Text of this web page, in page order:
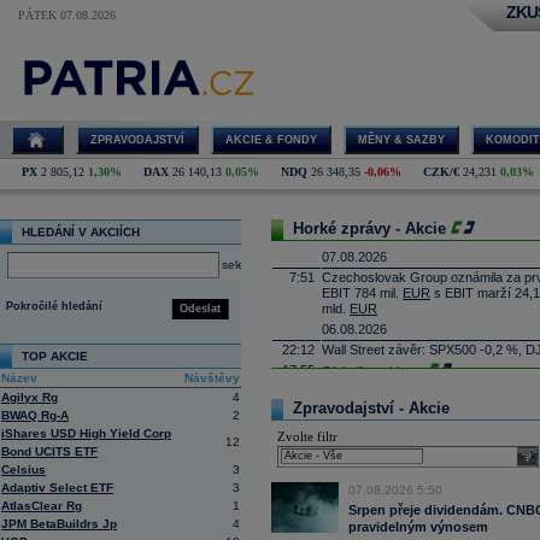
PÁTEK 07.08.2026
ZPRAVODAJSTVÍ AKCIE & FONDY MĚNY & SAZBY
PX 2 805,12 1,30% DAX 26 140,13 0,05% NDQ 26 348,35 -0,06% CZK/€ 24,231 0,03%
HLEDÁNÍ V AKCIÍCH
select
Odeslat
Pokročilé hledání
TOP AKCIE
Název
Návštěvy
Agilyx Rg
4
BWAQ Rg-A
2
iShares USD High Yield Corp
Bond UCITS ETF
12
Celsius
3
Adaptiv Select ETF
3
AtlasClear Rg
1
JPM BetaBuildrs Jp
4
Horké zprávy - Akcie
07.08.2026
7:51
Czechoslovak Group oznámila za
EBIT 784 mil. EUR s EBIT marží
mld. EUR
06.08.2026
22:12 Wall Street závěr: SPX500 -0,2 %,
17:55 Globalfoundries...
17:25 Caterpillar- B......
17:10 Applovin -
16:55
Albemarle - Miz
propadl do ztráty 8,8 milionu
Obrat společnosti se loni
16:41 AMD- Rosenbla......
Zpravodajství - Akcie
Zvolte filtr
07.08.2026 5:50
Srpen přeje dividendám.
pravidelným výnosem